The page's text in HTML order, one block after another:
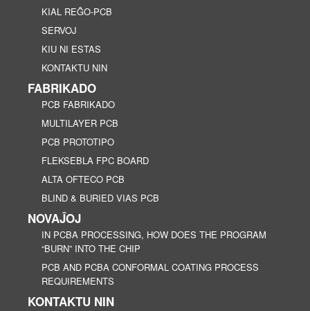
KIAL REĜO-PCB
SERVOJ
KIU NI ESTAS
KONTAKTU NIN
FABRIKADO
PCB FABRIKADO
MULTILAYER PCB
PCB PROTOTIPO
FLEKSEBLA FPC BOARD
ALTA OFTECO PCB
BLIND & BURIED VIAS PCB
NOVAĴOJ
IN PCBA PROCESSING, HOW DOES THE PROGRAM
“BURN” INTO THE CHIP
PCB AND PCBA CONFORMAL COATING PROCESS
REQUIREMENTS
KONTAKTU NIN